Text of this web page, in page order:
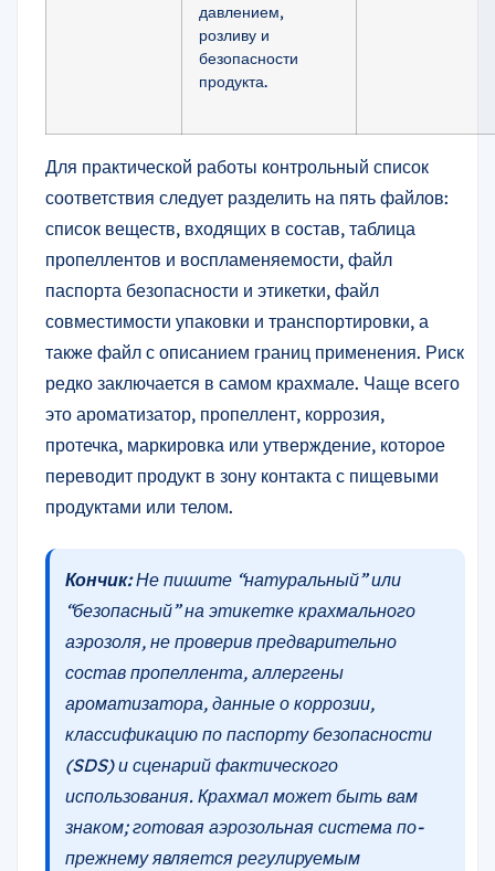
давлением,
розливу и
безопасности
продукта.
Для практической работы контрольный список
соответствия следует разделить на пять файлов:
список веществ, входящих в состав, таблица
пропеллентов и воспламеняемости, файл
паспорта безопасности и этикетки, файл
совместимости упаковки и транспортировки, а
также файл с описанием границ применения. Риск
редко заключается в самом крахмале. Чаще всего
это ароматизатор, пропеллент, коррозия,
протечка, маркировка или утверждение, которое
переводит продукт в зону контакта с пищевыми
продуктами или телом.
Кончик:Не пишите “натуральный” или
“безопасный” на этикетке крахмального
аэрозоля, не проверив предварительно
состав пропеллента, аллергены
ароматизатора, данные о коррозии,
классификацию по паспорту безопасности
(SDS) и сценарий фактического
использования. Крахмал может быть вам
знаком; готовая аэрозольная система по-
прежнему является регулируемым